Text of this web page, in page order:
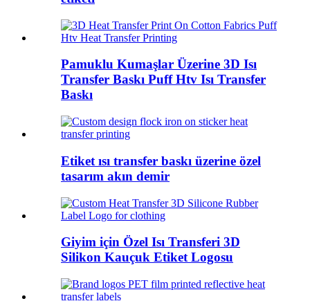
Pamuklu Kumaşlar Üzerine 3D Isı
Transfer Baskı Puff Htv Isı Transfer
Baskı
Etiket ısı transfer baskı üzerine özel
tasarım akın demir
Giyim için Özel Isı Transferi 3D
Silikon Kauçuk Etiket Logosu